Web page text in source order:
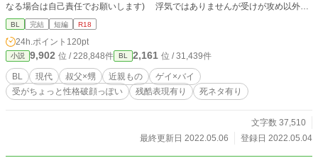
なる場合は自己責任でお願いします) 浮気ではありませんが受けが攻め以外と
BL 完結 短編 R18
24h.ポイント 120pt
小説 9,902 位 / 228,848件 BL 2,161 位 / 31,439件
BL 現代 叔父×甥 近親もの
ゲイ×バイ
受がちょっと性格破顔っぽい
残酷表現有り 死ネタ有り
文字数 37,510
最終更新日 2022.05.06
登録日 2022.05.04